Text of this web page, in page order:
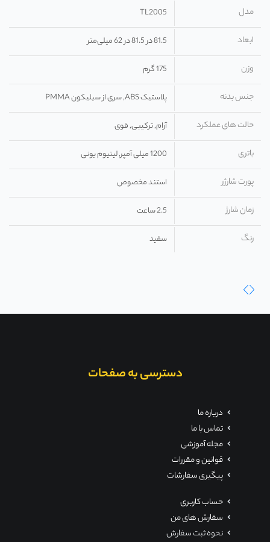
مدل TL2005
ابعاد 81.5 در 81.5 در 62 میلی‌متر
وزن 175 گرم
جنس بدنه پلاستیک ABS, سری از سیلیکون PMMA
حالت های عملکرد آرام, ترکیبی, قوی
باتری 1200 میلی آمپر, لیتیوم یونی
پورت شارژر استند مخصوص
زمان شارژ 2.5 ساعت
رنگ سفید
دسترسی به صفحات
درباره ما
تماس با ما
مجله آموزشی
قوانین و مقررات
پیگیری سفارشات
حساب کاربری
سفارش های من
نحوه ثبت سفارش